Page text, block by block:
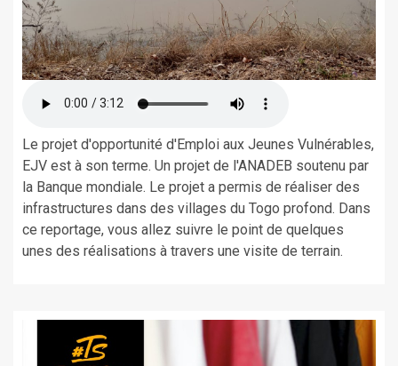
Le projet d'opportunité d'Emploi aux Jeunes Vulnérables,
EJV est à son terme. Un projet de l'ANADEB soutenu par
la Banque mondiale. Le projet a permis de réaliser des
infrastructures dans des villages du Togo profond. Dans
ce reportage, vous allez suivre le point de quelques
unes des réalisations à travers une visite de terrain.